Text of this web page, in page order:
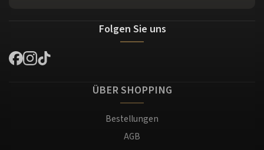
Folgen Sie uns
ÜBER SHOPPING
Bestellungen
AGB